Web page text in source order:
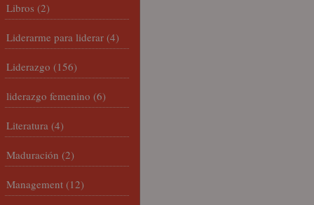
Libros (2)
Liderarme para liderar (4)
Liderazgo (156)
liderazgo femenino (6)
Literatura (4)
Maduración (2)
Management (12)